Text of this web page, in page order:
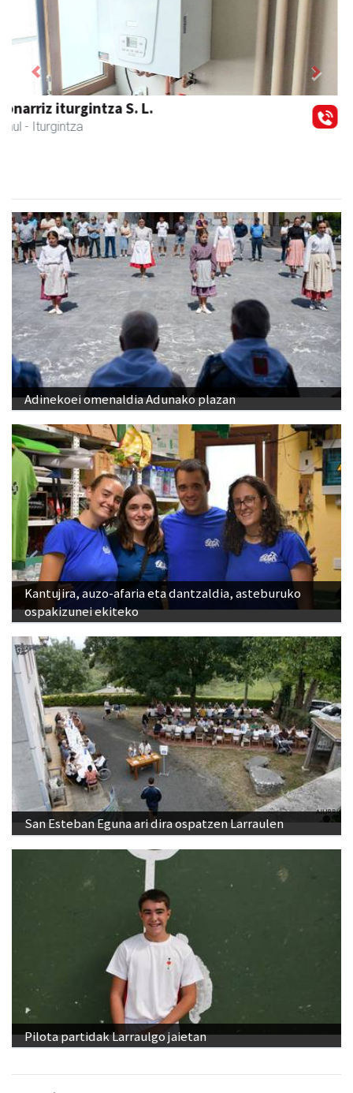
Larraulgo herri ostatua
Larraul - Jatetxeak
Previous Next
Adinekoei omenaldia Adunako plazan
Kantujira, auzo-afaria eta dantzaldia, asteburuko
ospakizunei ekiteko
San Esteban Eguna ari dira ospatzen Larraulen
Pilota partidak Larraulgo jaietan